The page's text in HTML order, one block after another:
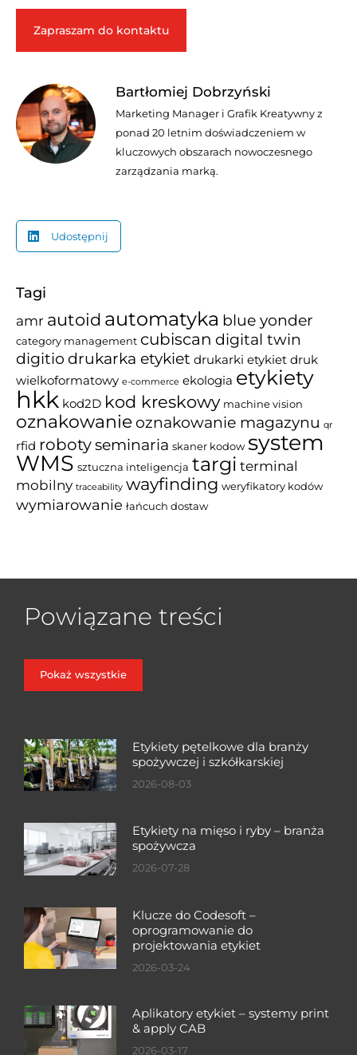
Zapraszam do kontaktu
Bartłomiej Dobrzyński
Marketing Manager i Grafik Kreatywny z
ponad 20 letnim doświadczeniem w
kluczowych obszarach nowoczesnego
zarządzania marką.
Udostępnij
Tagi
amr autoid automatyka blue yonder
category management cubiscan digital twin
digitio drukarka etykiet drukarki etykiet druk
wielkoformatowy e-commerce ekologia etykiety
hkk kod2D kod kreskowy machine vision
oznakowanie oznakowanie magazynu qr
rfid robotyseminaria skaner kodow system
WMS sztuczna inteligencja targi terminal
mobilny traceability wayfinding weryfikatory kodów
wymiarowanie łańcuch dostaw
Powiązane treści
Pokaż wszystkie
Etykiety pętelkowe dla branży
spożywczej i szkółkarskiej
2026-08-03
Etykiety na mięso i ryby – branża
spożywcza
2026-07-28
Klucze do Codesoft –
oprogramowanie do
projektowania etykiet
2026-03-24
Aplikatory etykiet – systemy print
& apply CAB
2026-03-17